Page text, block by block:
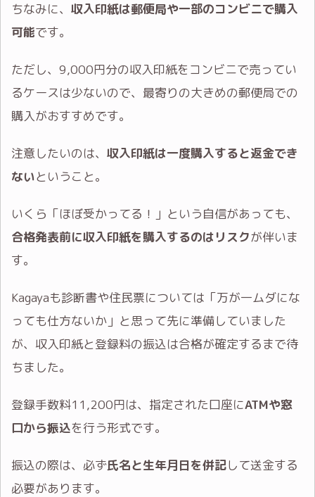
ちなみに、 収入印紙は郵便局や一部のコンビニで購入
可能です。
ただし、9,000円分の収入印紙をコンビニで売ってい
るケースは少ないので、最寄りの大きめの郵便局での
購入がおすすめです。
注意したいのは、 収入印紙は一度購入すると返金でき
ないということ。
いくら「ほぼ受かってる！」という自信があっても、
合格発表前に収入印紙を購入するのはリスクが伴いま
す。
Kagayaも診断書や住民票については「万が一ムダにな
っても仕方ないか」と思って先に準備していました
が、収入印紙と登録料の振込は合格が確定するまで待
ちました。
登録手数料11,200円は、指定された口座にATMや窓
口から振込を行う形式です。
振込の際は、必ず氏名と生年月日を併記して送金する
必要があります。